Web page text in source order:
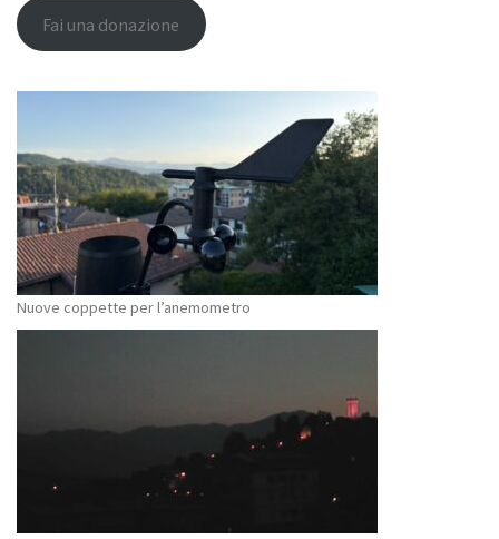
Fai una donazione
Nuove coppette per l’anemometro